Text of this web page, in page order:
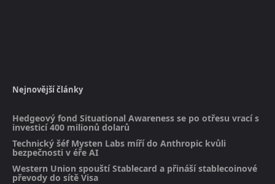
Nejnovější články
Hedgeový fond Situational Awareness se po otřesu vrací s
investicí 400 milionů dolarů
Technický šéf Mysten Labs míří do Anthropic kvůli
bezpečnosti v éře AI
Western Union spouští Stablecard a přináší stablecoinové
převody do sítě Visa